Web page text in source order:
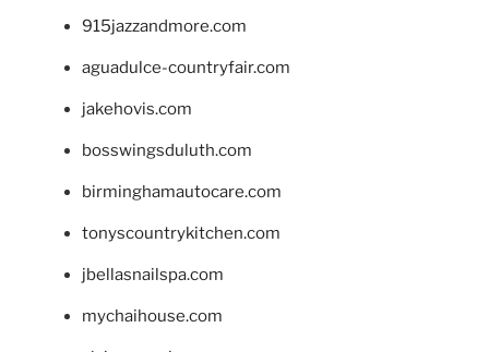
915jazzandmore.com
aguadulce-countryfair.com
jakehovis.com
bosswingsduluth.com
birminghamautocare.com
tonyscountrykitchen.com
jbellasnailspa.com
mychaihouse.com